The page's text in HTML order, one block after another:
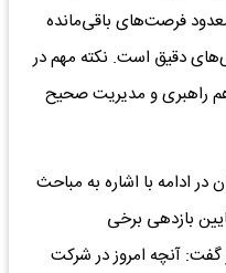
فرصت‌های باقی‌مانده
دقیق است. نکته مهم در
راهبری و مدیریت صحیح
ادامه با اشاره به مباحث
بازدهی برخی
آنچه امروز در شرکت